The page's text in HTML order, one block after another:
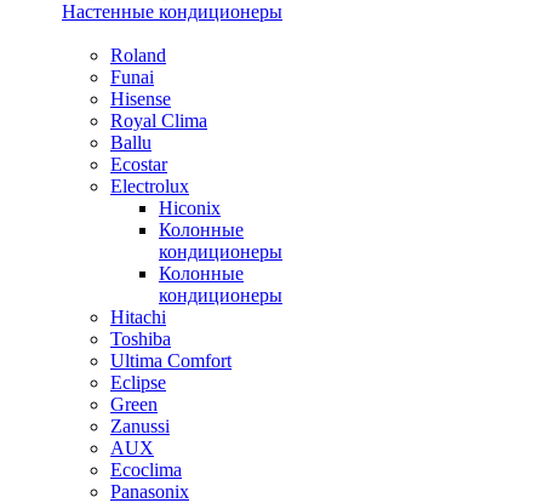
Настенные кондиционеры
Roland
Funai
Hisense
Royal Clima
Ballu
Ecostar
Electrolux
Hiconix
Колонные
кондиционеры
Колонные
кондиционеры
Hitachi
Toshiba
Ultima Comfort
Eclipse
Green
Zanussi
AUX
Ecoclima
Panasonix